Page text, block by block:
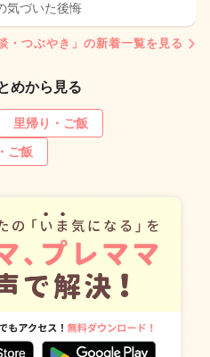
気づいた後悔
・つぶやき」の新着一覧を見る
めから見る
里帰り・ご飯
ご飯